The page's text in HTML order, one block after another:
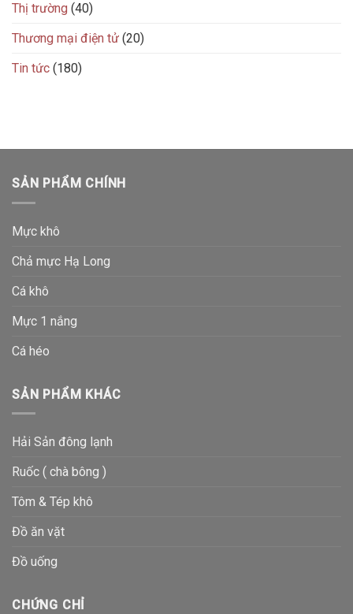
Thị trường (40)
Thương mại điện tử (20)
Tin tức (180)
SẢN PHẨM CHÍNH
Mực khô
Chả mực Hạ Long
Cá khô
Mực 1 nắng
Cá héo
SẢN PHẨM KHÁC
Hải Sản đông lạnh
Ruốc ( chà bông )
Tôm & Tép khô
Đồ ăn vặt
Đồ uống
CHỨNG CHỈ